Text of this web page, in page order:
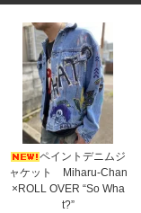
ペイントデニムジ
ャケット Miharu-Chan
×ROLL OVER “So Wha
t?”